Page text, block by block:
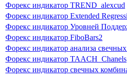
Форекс индикатор TREND_alexcud
Форекс индикатор Extended
Форекс индикатор Уровней
Форекс индикатор FiboBars2
Форекс индикатор анализа
Форекс индикатор TAACH_Chanels
Форекс индикатор свечных